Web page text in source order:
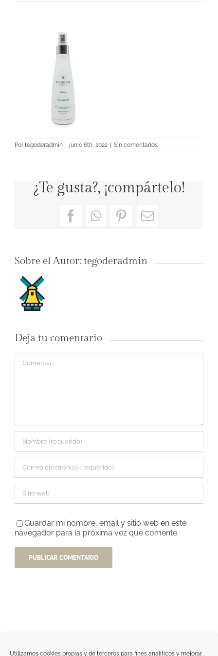
Utilizamos cookies propias y de terceros para fines analíticos y mejorar
Por tegoderadmin junio 6th, 2022 Sin comentarios
¿Te gusta?, ¡compártelo!
FacebookWhatsApp
PinterestCorreo
Sobre el Autor: tegoderadmin
Deja tu comentario
Guardar mi nombre, email y sitio web en este
navegador para la próxima vez que comente.